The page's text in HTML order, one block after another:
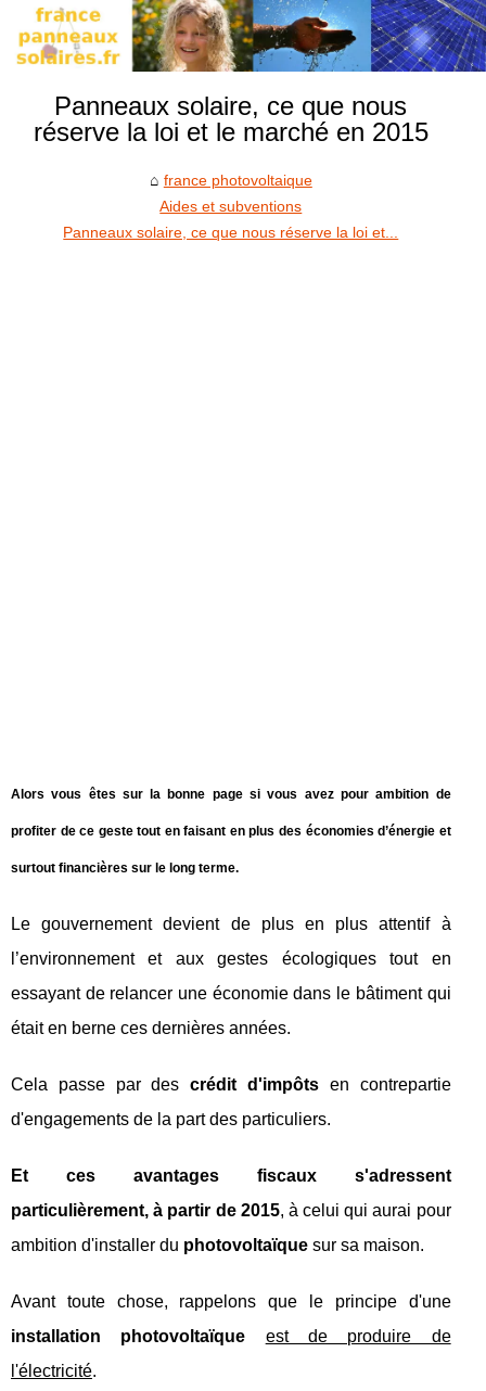
Panneaux solaire, ce que nous
réserve la loi et le marché en 2015
france photovoltaique
Aides et subventions
Panneaux solaire, ce que nous réserve la loi et...
Alors vous êtes sur la bonne page si vous avez pour ambition de
profiter de ce geste tout en faisant en plus des économies d’énergie et
surtout financières sur le long terme.
Le gouvernement devient de plus en plus attentif à
l’environnement et aux gestes écologiques tout en
essayant de relancer une économie dans le bâtiment qui
était en berne ces dernières années.
Cela passe par descrédit d'impôts en contrepartie
d'engagements de la part des particuliers.
Et ces avantages fiscaux s'adressent
particulièrement, à partir de 2015, à celui qui aurai pour
ambition d'installer du photovoltaïque sur sa maison.
Avant toute chose, rappelons que le principe d'une
installation photovoltaïque
est de produire de
l'électricité.